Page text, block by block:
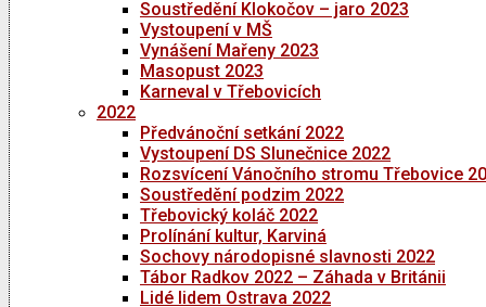
Soustředění Klokočov – jaro 2023
Vystoupení v MŠ
Vynášení Mařeny 2023
Masopust 2023
Karneval v Třebovicích
2022
Předvánoční setkání 2022
Vystoupení DS Slunečnice 2022
Rozsvícení Vánočního stromu Třebovice
Soustředění podzim 2022
Třebovický koláč 2022
Prolínání kultur, Karviná
Sochovy národopisné slavnosti 2022
Tábor Radkov 2022 – Záhada v Británii
Lidé lidem Ostrava 2022